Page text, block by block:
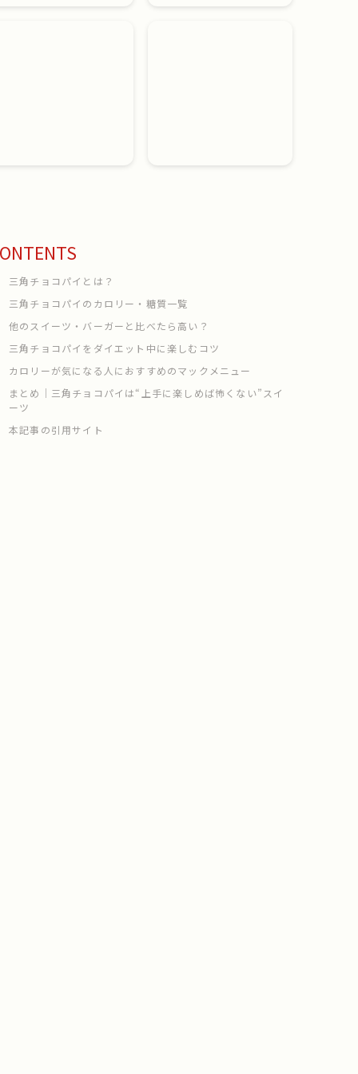
三角チョコパイとは？
三角チョコパイのカロリー・糖質一覧
他のスイーツ・バーガーと比べたら高い？
三角チョコパイをダイエット中に楽しむコツ
カロリーが気になる人におすすめのマックメニュー
まとめ｜三角チョコパイは“上手に楽しめば怖くない”スイ
ーツ
本記事の引用サイト